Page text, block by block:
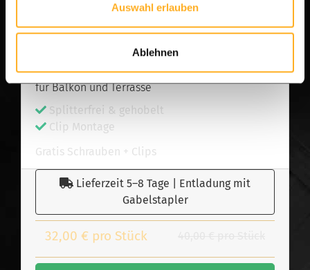
Auswahl erlauben
Ablehnen
Premium-A-Qualität Ipe
Ipé Terrassendielen mit Klick-System: Der Luxus
für Balkon und Terrasse
Splitterfrei & gehobelt
Clip Montage
Gratis Schrauben + Clips
Lieferzeit 5–8 Tage | Entladung mit
Gabelstapler
32,00 € pro Stück